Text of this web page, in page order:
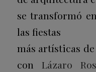
se transformó
las fiestas
más artísticas
con Lázaro